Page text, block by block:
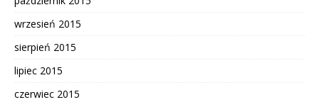
wrzesień 2015
sierpień 2015
lipiec 2015
czerwiec 2015